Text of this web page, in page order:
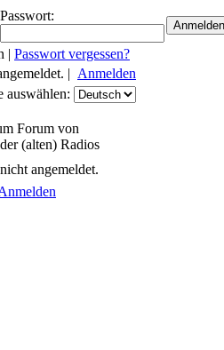
Passwort:
| Passwort vergessen?
| Anmelden
auswählen:
Forum von
(alten) Radios
angemeldet.